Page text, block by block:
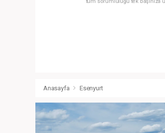
Anasayfa Esenyurt